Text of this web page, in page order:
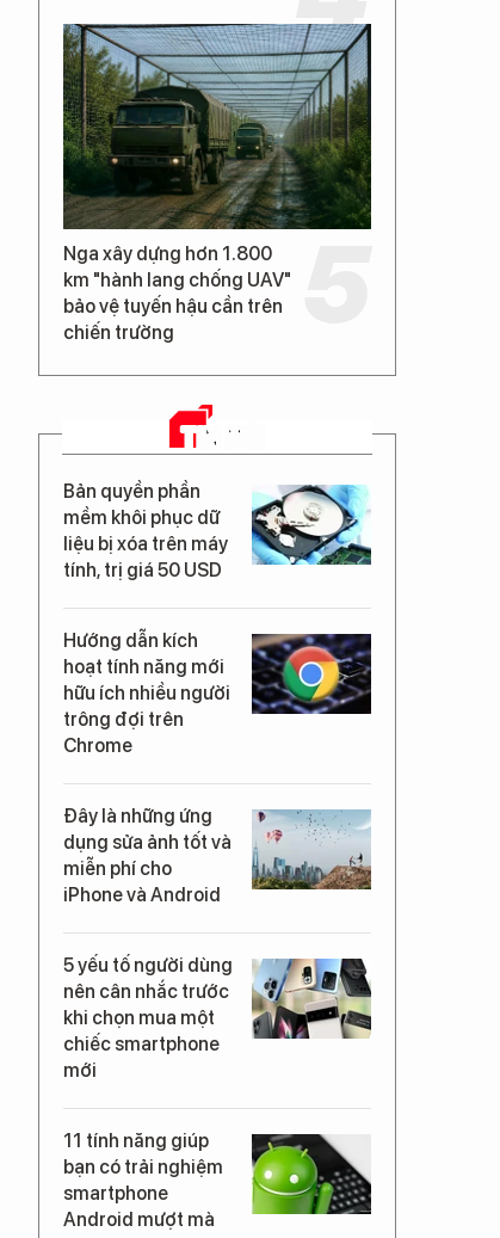
Nga xây dựng hơn 1.800
km "hành lang chống UAV"
bảo vệ tuyến hậu cần trên
chiến trường
TIN MỚI
Bản quyền phần
mềm khôi phục dữ
liệu bị xóa trên máy
tính, trị giá 50 USD
Hướng dẫn kích
hoạt tính năng mới
hữu ích nhiều người
trông đợi trên
Chrome
Đây là những ứng
dụng sửa ảnh tốt và
miễn phí cho
iPhone và Android
5 yếu tố người dùng
nên cân nhắc trước
khi chọn mua một
chiếc smartphone
mới
11 tính năng giúp
bạn có trải nghiệm
smartphone
Android mượt mà